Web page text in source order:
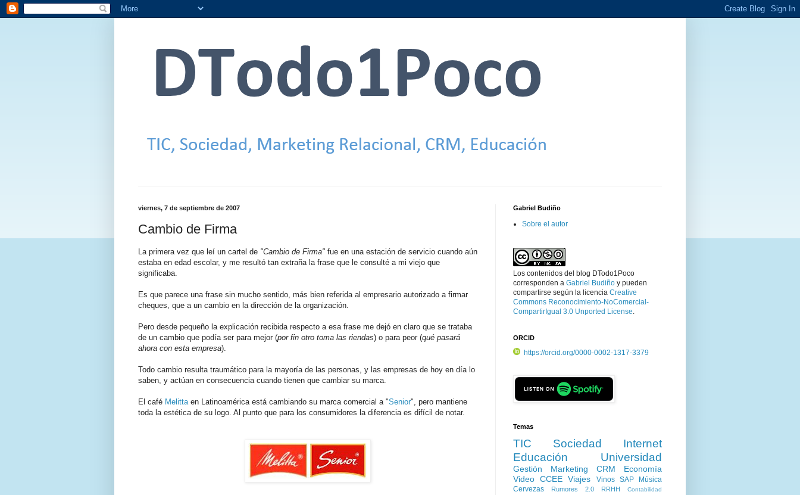
viernes, 7 de septiembre de 2007
Cambio de Firma
La primera vez que leí un cartel de "Cambio de Firma" fue en una estación de servicio cuando aún
estaba en edad escolar, y me resultó tan extraña la frase que le consulté a mi viejo que
significaba.
Es que parece una frase sin mucho sentido, más bien referida al empresario autorizado a firmar
cheques, que a un cambio en la dirección de la organización.
Pero desde pequeño la explicación recibida respecto a esa frase me dejó en claro que se trataba
de un cambio que podía ser para mejor (por fin otro toma las riendas) o para peor (qué pasará
ahora con esta empresa).
Todo cambio resulta traumático para la mayoría de las personas, y las empresas de hoy en día lo
saben, y actúan en consecuencia cuando tienen que cambiar su marca.
El café Melitta en Latinoamérica está cambiando su marca comercial a "Senior", pero mantiene
toda la estética de su logo. Al punto que para los consumidores la diferencia es difícil de notar.
Gabriel Budiño
Sobre el autor
Los contenidos del blog DTodo1Poco
corresponden a Gabriel Budiño y pueden
compartirse según la licencia Creative
Commons Reconocimiento-NoComercial-
CompartirIgual 3.0 Unported License.
ORCID
https://orcid.org/0000-0002-1317-3379
Temas
TIC Sociedad
Internet
Educación
Universidad
Gestión Marketing CRM
Economía
Video CCEE Viajes Vinos SAP
Música
Cervezas
Rumores 2.0 RRHH
Contabilidad